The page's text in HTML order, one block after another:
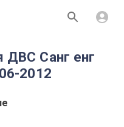
ДВС Санг енг
2012